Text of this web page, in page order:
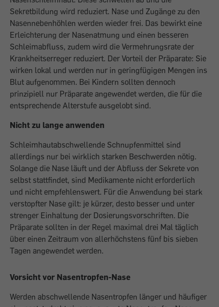
Sekretbildung wird reduziert. Nase und Zugänge zu den
Nasennebenhöhlen werden wieder frei. Das bewirkt eine
Erleichterung der Nasenatmung und einen besseren
Schleimabfluss, zudem wird die Vermehrungsrate der
Krankheitserreger reduziert. Der Vorteil der Präparate: Sie
wirken lokal und werden nur in geringfügigen Mengen ins
Blut aufgenommen. Bei Kindern sollten dennoch
prinzipiell nur Präparate angewendet werden, die für die
entsprechende Alterstufe ausgelobt sind.
Nicht zu lange anwenden
Schleimhautabschwellende Schnupfenmittel sind
allerdings nur bei wirklich starken Beschwerden nötig.
Solange die Nase läuft und der Abfluss der Sekrete von
selbst stattfindet, sind Medikamente nicht erforderlich
und nicht empfehlenswert. Für die Anwendung bei stark
verstopfter Nase gilt: je kürzer, desto besser und unter
strenger Einhaltung der Dosierungsvorschriften. Die
Präparate sollten in der Regel maximal drei Mal täglich
über einen Zeitraum von allerhöchstens fünf bis sieben
Tagen angewendet werden.
Vorsicht vor Nasentropfen-Nase
Werden abschwellende Nasentropfen länger und häufiger